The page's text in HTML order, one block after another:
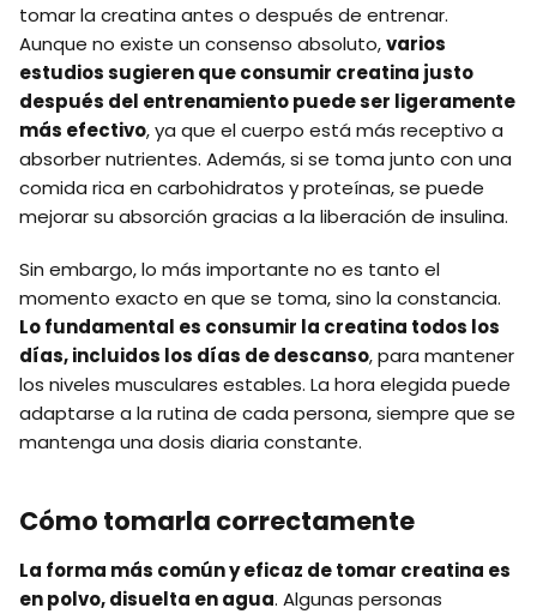
tomar la creatina antes o después de entrenar.
Aunque no existe un consenso absoluto,varios
estudios sugieren que consumir creatina justo
después del entrenamiento puede ser ligeramente
más efectivo, ya que el cuerpo está más receptivo a
absorber nutrientes. Además, si se toma junto con una
comida rica en carbohidratos y proteínas, se puede
mejorar su absorción gracias a la liberación de insulina.
Sin embargo, lo más importante no es tanto el
momento exacto en que se toma, sino la constancia.
Lo fundamental es consumir la creatina todos los
días, incluidos los días de descanso, para mantener
los niveles musculares estables. La hora elegida puede
adaptarse a la rutina de cada persona, siempre que se
mantenga una dosis diaria constante.
Cómo tomarla correctamente
La forma más común y eficaz de tomar creatina es
en polvo, disuelta en agua. Algunas personas